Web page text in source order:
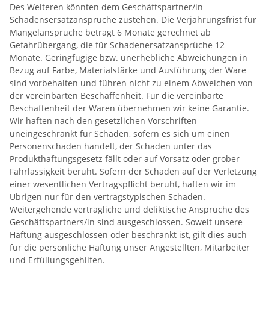
Des Weiteren könnten dem Geschäftspartner/in
Schadensersatzansprüche zustehen. Die Verjährungsfrist für
Mängelansprüche beträgt 6 Monate gerechnet ab
Gefahrübergang, die für Schadenersatzansprüche 12
Monate. Geringfügige bzw. unerhebliche Abweichungen in
Bezug auf Farbe, Materialstärke und Ausführung der Ware
sind vorbehalten und führen nicht zu einem Abweichen von
der vereinbarten Beschaffenheit. Für die vereinbarte
Beschaffenheit der Waren übernehmen wir keine Garantie.
Wir haften nach den gesetzlichen Vorschriften
uneingeschränkt für Schäden, sofern es sich um einen
Personenschaden handelt, der Schaden unter das
Produkthaftungsgesetz fällt oder auf Vorsatz oder grober
Fahrlässigkeit beruht. Sofern der Schaden auf der Verletzung
einer wesentlichen Vertragspflicht beruht, haften wir im
Übrigen nur für den vertragstypischen Schaden.
Weitergehende vertragliche und deliktische Ansprüche des
Geschäftspartners/in sind ausgeschlossen. Soweit unsere
Haftung ausgeschlossen oder beschränkt ist, gilt dies auch
für die persönliche Haftung unser Angestellten, Mitarbeiter
und Erfüllungsgehilfen.